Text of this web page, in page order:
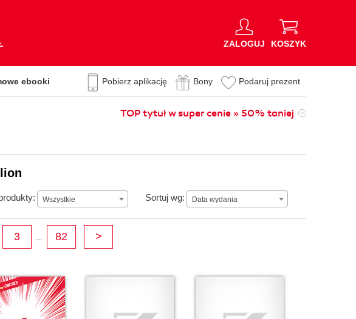
ZALOGUJ KOSZYK
ebooki Pobierz aplikację Bony Podaruj prezent
TOP tytuł w super cenie » 50% taniej
Wszystkie Sortuj wg: Data wydania
Data wydania
3 ... 82 >